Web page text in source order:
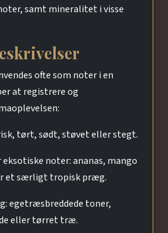
samt mineralitet i visse
ofte som noter i en
at regist­rere og
tørt, sødt, støvet eller stegt.
noter: ananas, mango
et særligt tropisk præg.
egetræsbreddede toner,
eller tørret træ.